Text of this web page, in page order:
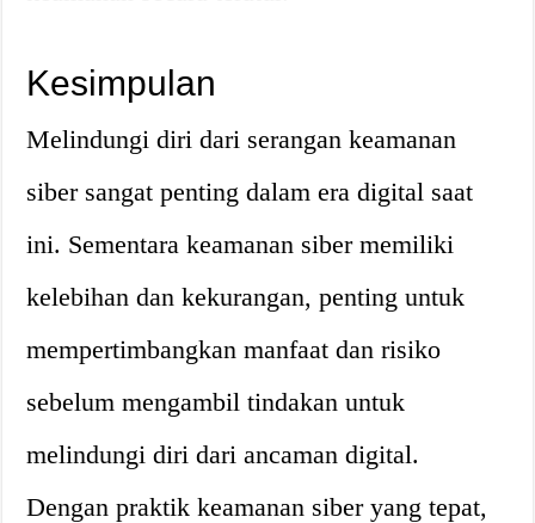
Kesimpulan
Melindungi diri dari serangan keamanan
siber sangat penting dalam era digital saat
ini. Sementara keamanan siber memiliki
kelebihan dan kekurangan, penting untuk
mempertimbangkan manfaat dan risiko
sebelum mengambil tindakan untuk
melindungi diri dari ancaman digital.
Dengan praktik keamanan siber yang tepat,